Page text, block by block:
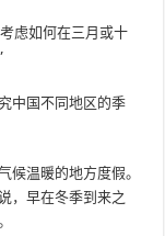
虑如何在三月或十
中国不同地区的季
候温暖的地方度假。
，早在冬季到来之